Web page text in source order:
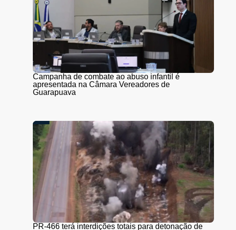
Campanha de combate ao abuso infantil é
apresentada na Câmara Vereadores de
Guarapuava
PR-466 terá interdições totais para detonação de